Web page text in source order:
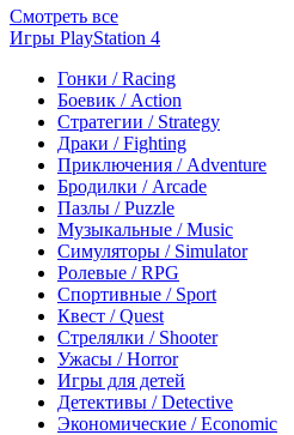
Смотреть все
Игры PlayStation 4
Гонки / Racing
Боевик / Action
Стратегии / Strategy
Драки / Fighting
Приключения / Adventure
Бродилки / Arcade
Пазлы / Puzzle
Музыкальные / Music
Симуляторы / Simulator
Ролевые / RPG
Спортивные / Sport
Квест / Quest
Стрелялки / Shooter
Ужасы / Horror
Игры для детей
Детективы / Detective
Экономические / Economic